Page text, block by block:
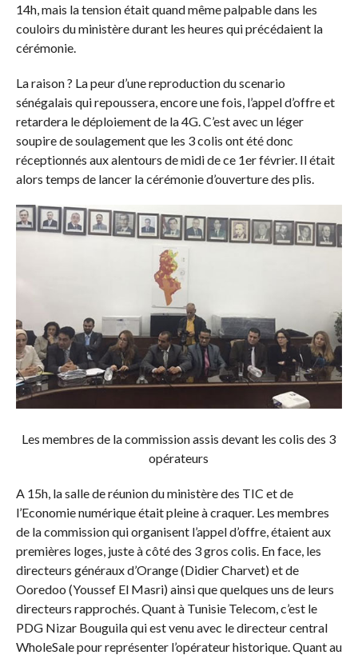
14h, mais la tension était quand même palpable dans les
couloirs du ministère durant les heures qui précédaient la
cérémonie.
La raison ? La peur d’une reproduction du scenario
sénégalais qui repoussera, encore une fois, l’appel d’offre et
retardera le déploiement de la 4G. C’est avec un léger
soupire de soulagement que les 3 colis ont été donc
réceptionnés aux alentours de midi de ce 1er février. Il était
alors temps de lancer la cérémonie d’ouverture des plis.
Les membres de la commission assis devant les colis des 3
opérateurs
A 15h, la salle de réunion du ministère des TIC et de
l’Economie numérique était pleine à craquer. Les membres
de la commission qui organisent l’appel d’offre, étaient aux
premières loges, juste à côté des 3 gros colis. En face, les
directeurs généraux d’Orange (Didier Charvet) et de
Ooredoo (Youssef El Masri) ainsi que quelques uns de leurs
directeurs rapprochés. Quant à Tunisie Telecom, c’est le
PDG Nizar Bouguila qui est venu avec le directeur central
WholeSale pour représenter l’opérateur historique. Quant au